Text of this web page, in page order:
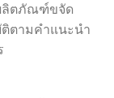
ลิตภัณฑ์ขจัด
ติตามคำแนะนำ